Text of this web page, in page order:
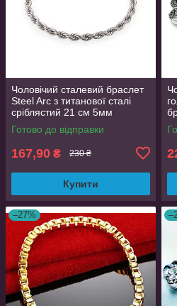
Чоловічий сталевий браслет
Steel Arc з титанової сталі
сріблястий 21 см 5мм
Готово до відправки
167,90 ₴ 230 ₴
Купити
–27%